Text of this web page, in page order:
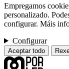
Empregamos
personalizado.
configurar. Máis
Configurar
Aceptar todo